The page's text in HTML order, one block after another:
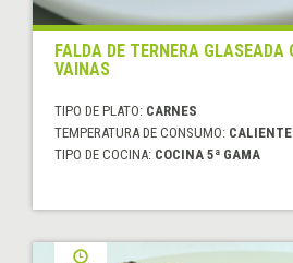
FALDA DE TERNERA GLASEADA
VAINAS
TIPO DE PLATO: CARNES
TEMPERATURA DE CONSUMO: CALIENTE
TIPO DE COCINA: COCINA 5ª GAMA